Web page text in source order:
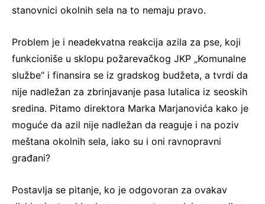
stanovnici okolnih sela na to nemaju pravo.
Problem je i neadekvatna reakcija azila za pse, koji
funkcioniše u sklopu požarevačkog JKP „Komunalne
službe“ i finansira se iz gradskog budžeta, a tvrdi da
nije nadležan za zbrinjavanje pasa lutalica iz seoskih
sredina. Pitamo direktora Marka Marjanovića kako je
moguće da azil nije nadležan da reaguje i na poziv
meštana okolnih sela, iako su i oni ravnopravni
građani?
Postavlja se pitanje, ko je odgovoran za ovakav